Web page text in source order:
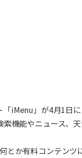
iMenu」が4月1日
機能やニュース、
とか有料コンテン